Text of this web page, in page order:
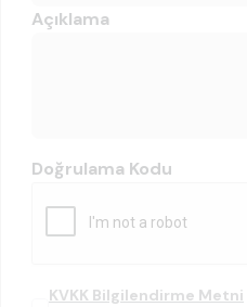
Açıklama
Doğrulama Kodu
KVKK Bilgilendirme Metni